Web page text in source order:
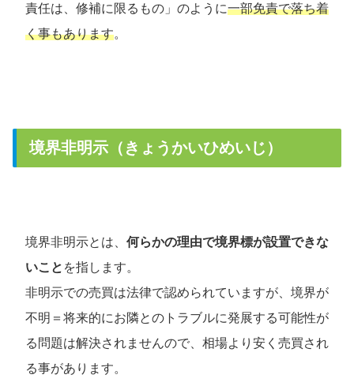
責任は、修補に限るもの」のように一部免責で落ち着
く事もあります。
境界非明示（きょうかいひめいじ）
境界非明示とは、 何らかの理由で境界標が設置できな
いこと を指します。
非明示での売買は法律で認められていますが、境界が
不明＝将来的にお隣とのトラブルに発展する可能性が
る問題は解決されませんので、相場より安く売買され
る事があります。